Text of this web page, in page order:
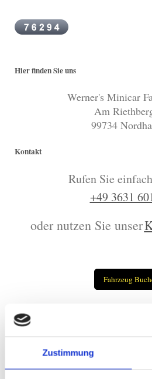
Zustimmung
Hier finden Sie uns
Werner's Minicar
Am
99734
Kontakt
Rufen Sie
+49 3631
oder nutzen Sie unser
Fahrzeug